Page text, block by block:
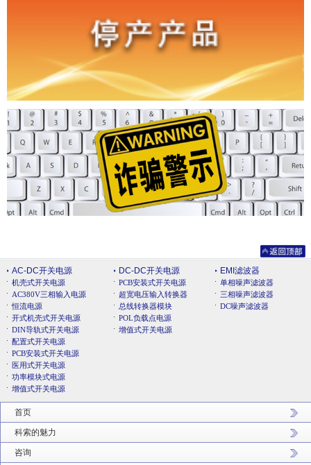
AC-DC开关电源
机壳式开关电源
AC380V三相输入电源
恒流电源
开式机壳式开关电源
DIN导轨式开关电源
配置式开关电源
PCB安装式开关电源
医用式开关电源
功率模块式电源
增值式开关电源
DC-DC开关电源
PCB安装式开关电源
超宽电压输入转换器
总线转换器模块
POL负载点电源
增值式开关电源
EMI滤波器
单相噪声滤波器
三相噪声滤波器
DC噪声滤波器
首页
科索的魅力
咨询